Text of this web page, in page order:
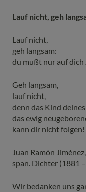
Lauf nicht, geh
Lauf nicht,
geh langsam:
du mußt nur auf dich
Geh langsam,
lauf nicht,
denn das Kind
das ewig
kann dir nicht folgen!
Juan Ramón Jiménez,
span. Dichter (1881
Wir bedanken uns